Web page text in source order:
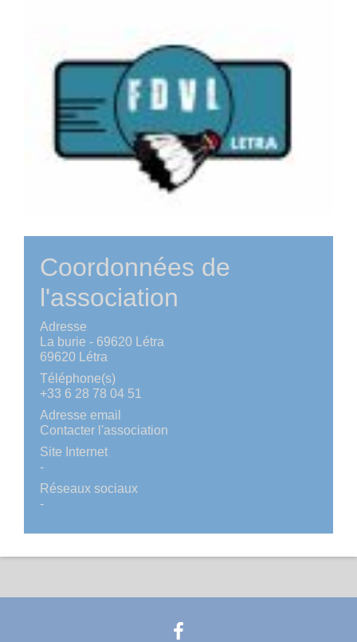
Coordonnées de
l'association
Adresse
La burie - 69620 Létra
69620 Létra
Téléphone(s)
+33 6 28 78 04 51
Adresse email
Contacter l'association
Site Internet
-
Réseaux sociaux
-